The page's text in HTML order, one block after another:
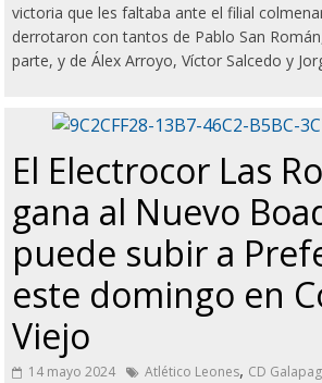
victoria que les faltaba ante el filial
derrotaron con tantos de Pablo San
parte, y de Álex Arroyo, Víctor Salcedo y
El Electrocor Las
gana al Nuevo
puede subir a
este domingo en
Viejo
14 mayo 2024 Atlético Leones, CD